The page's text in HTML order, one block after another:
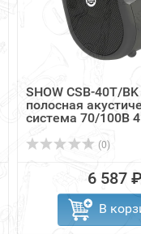
SHOW CSB-40T/
полосная
система 70/100В
(0)
6 587 ₽
В